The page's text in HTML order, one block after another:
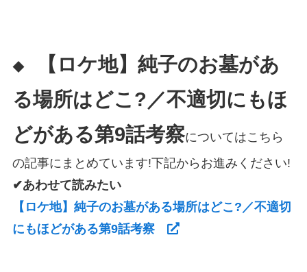
◆
【ロケ地】純子のお墓があ
る場所はどこ?／不適切にもほ
どがある第9話考察についてはこちら
の記事にまとめています!下記からお進みください!
✔あわせて読みたい
【ロケ地】純子のお墓がある場所はどこ?／不適切
にもほどがある第9話考察